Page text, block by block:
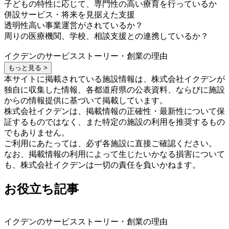
子どもの特性に応じて、専門性の高い療育を行っているか
併設サービス・将来を見据えた支援
透明性高い事業運営がされているか？
周りの医療機関、学校、相談支援との連携しているか？
イクデンのサービスストーリー・創業の理由
もっと見る >
本サイトに掲載されている施設情報は、株式会社イクデンが
独自に収集した情報、各都道府県の公表資料、ならびに施設
からの情報提供に基づいて掲載しています。
株式会社イクデンは、掲載情報の正確性・最新性について保
証するものではなく、また特定の施設の利用を推奨するもの
でもありません。
ご利用にあたっては、必ず各施設に直接ご確認ください。
なお、掲載情報の利用によって生じたいかなる損害について
も、株式会社イクデンは一切の責任を負いかねます。
お役立ち記事
イクデンのサービスストーリー・創業の理由